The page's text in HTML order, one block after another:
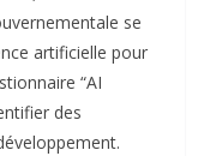
se
artificielle pour
“AI
des